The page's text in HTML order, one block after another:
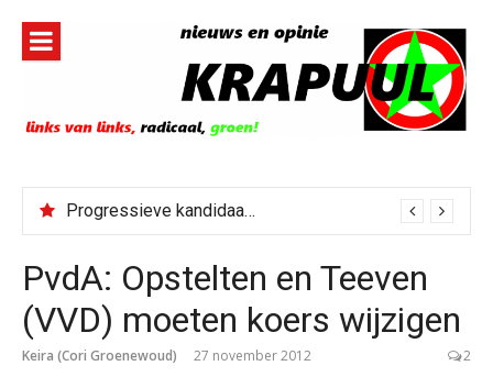
inhoud
Progressieve kandidaat El-Sayed senaatskandidaat Michigan
PvdA: Opstelten en Teeven
(VVD) moeten koers wijzigen
Keira (Cori Groenewoud) 27 november 2012 2